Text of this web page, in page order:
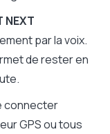
NEXT
par la voix.
de rester en
connecter
GPS ou tous